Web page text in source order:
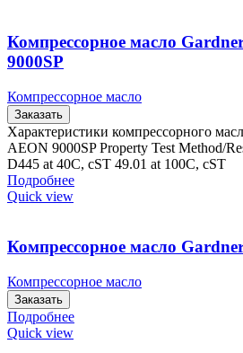
Компрессорное масло
9000SP
Компрессорное масло
Заказать
Характеристики компрессорного
AEON 9000SP Property Test Method/
D445 at 40C, cST 49.01 at 100C, cST
Подробнее
Quick view
Компрессорное масло
Компрессорное масло
Заказать
Подробнее
Quick view